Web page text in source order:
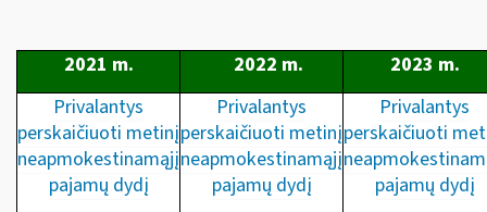
2021 m. 2022 m.
2023 m.
Privalantys
perskaičiuoti metinį
neapmokestinamąjį
pajamų dydį
Privalantys
perskaičiuoti metinį
neapmokestinamąjį
pajamų dydį
Privalantys
perskaičiuoti
pajamų dydį